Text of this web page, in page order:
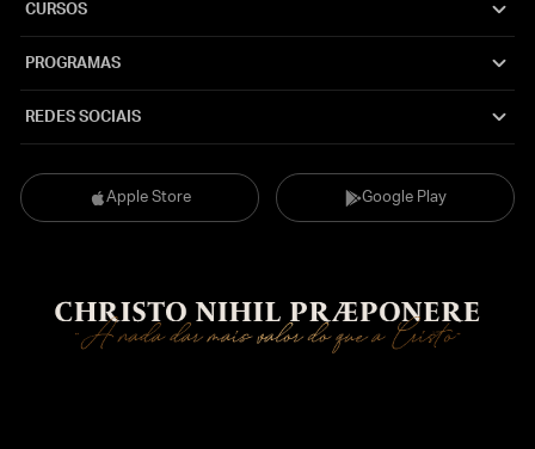
Apple Store Google Play
CURSOS
PROGRAMAS
REDES SOCIAIS